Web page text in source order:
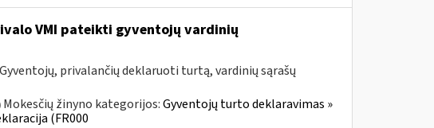
VMI pateikti gyventojų vardinių
privalančių deklaruoti turtą, vardinių sąrašų
Mokesčių žinyno kategorijos:Gyventojų turto deklaravimas »
(FR000